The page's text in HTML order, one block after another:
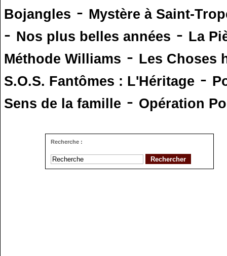
Bojangles - Mystère à Saint-
- Nos plus belles années - La
Méthode Williams - Les Choses
S.O.S. Fantômes : L'Héritage -
Sens de la famille - Opération
Recherche :